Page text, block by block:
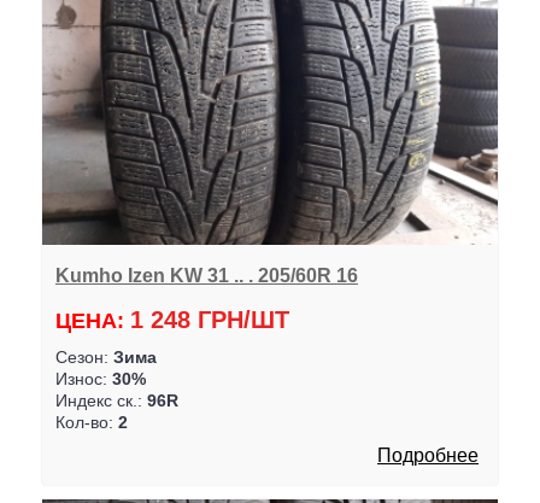
Kumho Izen KW 31 .. . 205/60R 16
ЦЕНА: 1 248 ГРН/ШТ
Сезон: Зима
Износ: 30%
Индекс ск.: 96R
Кол-во: 2
Подробнее